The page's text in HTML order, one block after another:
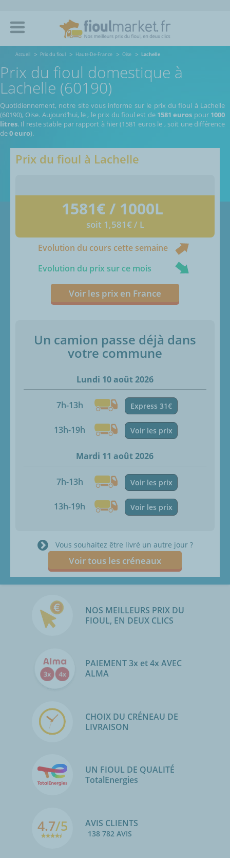
Accueil Prix du fioul Hauts-De-France Oise Lachelle
Prix du fioul domestique à
Lachelle (60190)
Quotidiennement, notre site vous informe sur le prix du fioul à Lachelle
(60190), Oise. Aujourd’hui, le , le prix du fioul est de 1581 euros pour 1000
litres. Il reste stable par rapport à hier (1581 euros le , soit une différence
de0 euro).
Prix du fioul à Lachelle
1581€ / 1000L
soit 1,581€ / L
Evolution du cours cette semaine
Evolution du prix sur ce mois
Voir les prix en France
Un camion passe déjà dans
votre commune
Lundi 10 août 2026
7h-13h Express 31€
13h-19h Voir les prix
Mardi 11 août 2026
7h-13h Voir les prix
13h-19h Voir les prix
Vous souhaitez être livré un autre jour ?
Voir tous les créneaux
NOS MEILLEURS PRIX DU
FIOUL, EN DEUX CLICS
PAIEMENT 3x et 4x AVEC
ALMA
CHOIX DU CRÉNEAU DE
LIVRAISON
UN FIOUL DE QUALITÉ
TotalEnergies
4.7/5 AVIS CLIENTS
138 782 AVIS